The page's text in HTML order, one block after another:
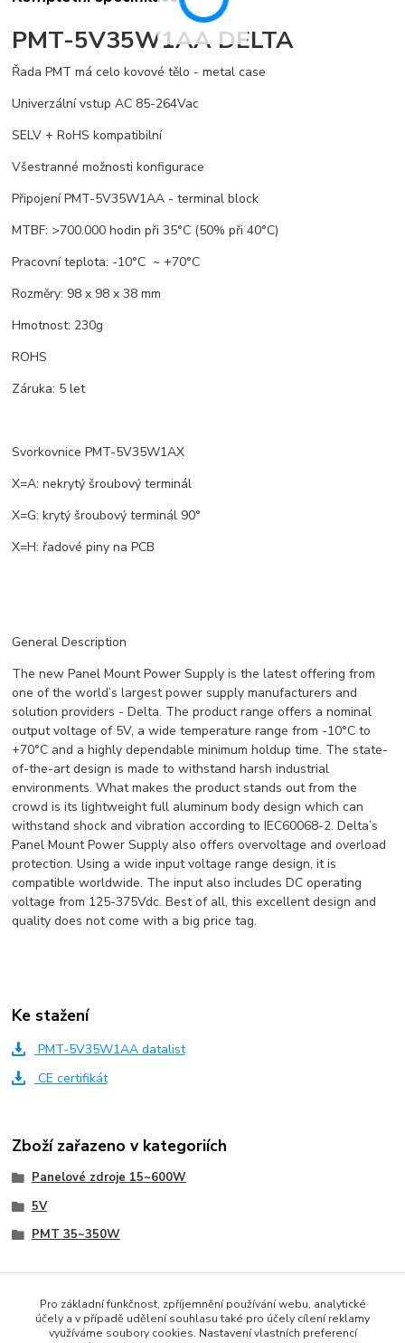
PMT-5V35W1AA DELTA
Řada PMT má celo kovové tělo - metal case
Univerzální vstup AC 85-264Vac
SELV + RoHS kompatibilní
Všestranné možnosti konfigurace
Připojení PMT-5V35W1AA - terminal block
MTBF: >700.000 hodin při 35°C (50% při 40°C)
Pracovní teplota: -10°C ~ +70°C
Rozměry: 98 x 98 x 38 mm
Hmotnost: 230g
ROHS
Záruka: 5 let
Svorkovnice PMT-5V35W1AX
X=A: nekrytý šroubový terminál
X=G: krytý šroubový terminál 90°
X=H: řadové piny na PCB
General Description
The new Panel Mount Power Supply is the latest offering from
one of the world’s largest power supply manufacturers and
solution providers - Delta. The product range offers a nominal
output voltage of 5V, a wide temperature range from -10°C to
+70°C and a highly dependable minimum holdup time. The state-
of-the-art design is made to withstand harsh industrial
environments. What makes the product stands out from the
crowd is its lightweight full aluminum body design which can
withstand shock and vibration according to IEC60068-2. Delta’s
Panel Mount Power Supply also offers overvoltage and overload
protection. Using a wide input voltage range design, it is
compatible worldwide. The input also includes DC operating
voltage from 125-375Vdc. Best of all, this excellent design and
quality does not come with a big price tag.
Ke stažení
PMT-5V35W1AA datalist
CE certifikát
Zboží zařazeno v kategoriích
Panelové zdroje 15~600W
5V
PMT 35~350W
www.czech-meanwell.cz
Pro základní funkčnost, zpříjemnění používání webu, analytické
účely a v případě udělení souhlasu také pro účely cílení reklamy
využíváme soubory cookies. Nastavení vlastních preferencí